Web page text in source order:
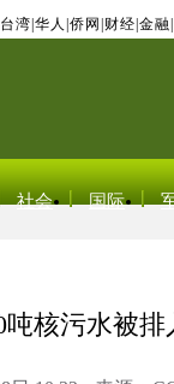
台湾 华人 侨网 财经 金融
社会 国际
吨核污水被排